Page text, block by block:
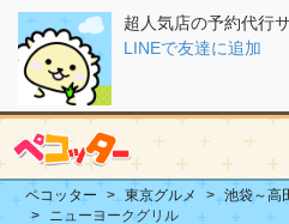
超人気店の予約代行
LINEで友達に追加
ペコッター 東京グルメ
池袋～高
ニューヨークグリル